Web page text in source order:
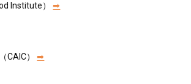
Institute）➡︎
CAIC）➡︎